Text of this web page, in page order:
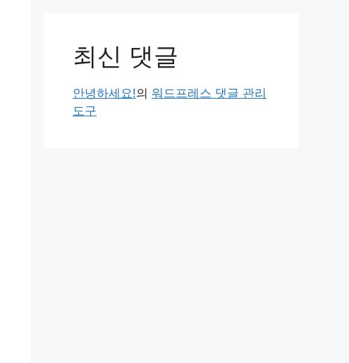
최신 댓글
안녕하세요!의 워드프레스 댓글 관리
도구